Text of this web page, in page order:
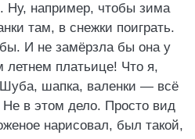
Ну, например, чтобы зима
там, в снежки поиграть.
И не замёрзла бы она у
платьице! Что я,
шапка, валенки — всё
в этом дело. Просто вид
нарисовал, был такой,